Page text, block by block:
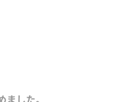
ました｡